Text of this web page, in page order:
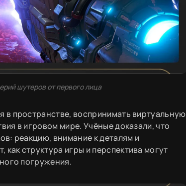
шутеров от первого лица
в пространстве, воспринимать виртуальную
в игровом мире. Учёные доказали, что
реакцию, внимание к деталям и
структура игры и перспектива могут
погружения.